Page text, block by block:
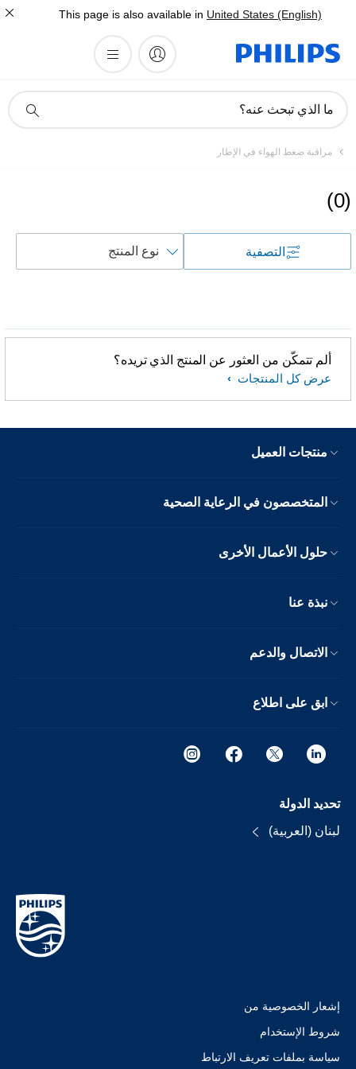
This page is also available in United States (English)
دعم
ما الذي تبحث عنه؟
مراقبة ضغط الهواء في الإطار
(
0
)
التصفية
حسب
ألم تتمكّن من العثور عن المنتج الذي تريده؟
عرض كل المنتجات
منتجات العميل
المتخصصون في الرعاية الصحية
حلول الأعمال الأخرى
نبذة عنا
الاتصال والدعم
ابق على اطلاع
تحديد الدولة
لبنان (العربية)
إشعار الخصوصية من
شروط الإستخدام
سياسة بملفات تعريف الارتباط